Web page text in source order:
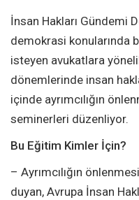
İnsan Hakları Gündemi
demokrasi konularında
isteyen avukatlara
dönemlerinde insan
içinde ayrımcılığın
seminerleri düzenliyor.
Bu Eğitim Kimler İçin?
– Ayrımcılığın
duyan, Avrupa İnsan